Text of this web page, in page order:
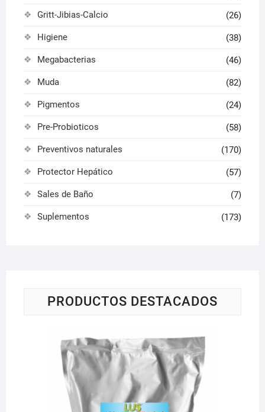
Gritt-Jibias-Calcio (26)
Higiene (38)
Megabacterias (46)
Muda (82)
Pigmentos (24)
Pre-Probioticos (58)
Preventivos naturales (170)
Protector Hepático (57)
Sales de Baño (7)
Suplementos (173)
PRODUCTOS DESTACADOS